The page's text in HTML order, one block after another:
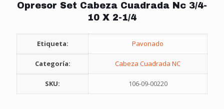
Opresor Set Cabeza Cuadrada Nc 3/4-
10 X 2-1/4
Etiqueta: Pavonado
Categoría: Cabeza Cuadrada NC
SKU: 106-09-00220